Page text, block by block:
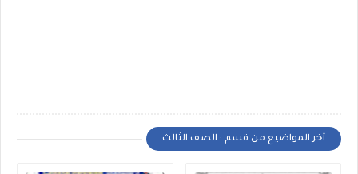
أخر المواضيع من قسم : الصف الثالث